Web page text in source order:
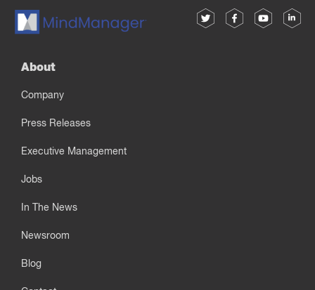
About
Company
Press Releases
Executive Management
Jobs
In The News
Newsroom
Blog